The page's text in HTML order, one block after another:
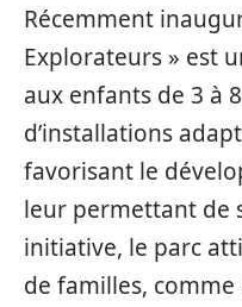
Récemment
Explorateurs » est
aux enfants de 3 à
d’installations
favorisant le
leur permettant de
initiative, le parc
de familles,